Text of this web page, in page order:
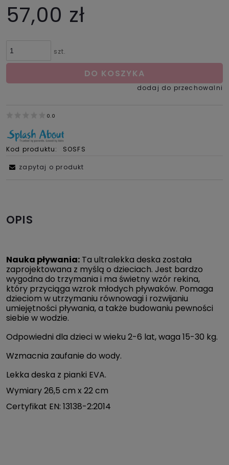
57,00 zł
szt.
DO KOSZYKA
dodaj do przechowalni
0.0
Kod produktu: SOSFS
zapytaj o produkt
OPIS
Nauka pływania: Ta ultralekka deska została
zaprojektowana z myślą o dzieciach. Jest bardzo
wygodna do trzymania i ma świetny wzór rekina,
który przyciąga wzrok młodych pływaków. Pomaga
dzieciom w utrzymaniu równowagi i rozwijaniu
umiejętności pływania, a także budowaniu pewności
siebie w wodzie.
Odpowiedni dla dzieci w wieku 2-6 lat, waga 15-30 kg.
Wzmacnia zaufanie do wody.
Lekka deska z pianki EVA.
Wymiary 26,5 cm x 22 cm
Certyfikat EN: 13138-2:2014